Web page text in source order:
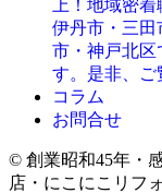
上！地域密
伊丹市・三田
市・神戸北区
す。是非、ご
コラム
お問合せ
© 創業昭和45年・
店・にこにこリフ